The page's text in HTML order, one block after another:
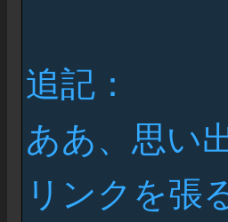
追記：
ああ、思い
リンクを張